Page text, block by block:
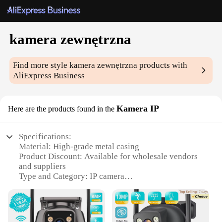
kamera zewnętrzna
Find more stylekamera zewnętrzna products with
AliExpress Business
Here are the products found in the Kamera IP
Specifications:
Material: High-grade metal casing
Product Discount: Available for wholesale vendors
and suppliers
Type and Category: IP camera
compact form factor
Usage and Purpose: Ideal for home and business
security